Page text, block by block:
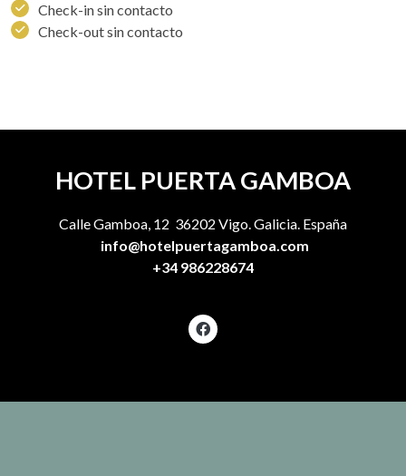
Check-in sin contacto
Check-out sin contacto
HOTEL PUERTA GAMBOA
Calle Gamboa, 12 36202 Vigo. Galicia. España
info@hotelpuertagamboa.com
+34 986228674